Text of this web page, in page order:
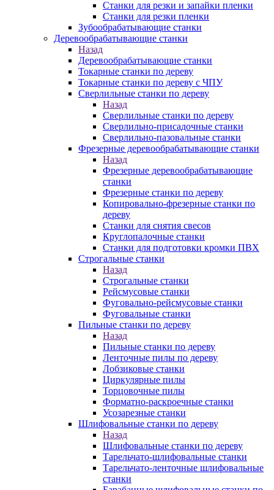
Станки для резки и запайки пленки
Станки для резки пленки
Зубообрабатывающие станки
Деревообрабатывающие станки
Назад
Деревообрабатывающие станки
Токарные станки по дереву
Токарные станки по дереву с ЧПУ
Сверлильные станки по дереву
Назад
Сверлильные станки по дереву
Сверлильно-присадочные станки
Сверлильно-пазовальные станки
Фрезерные деревообрабатывающие станки
Назад
Фрезерные деревообрабатывающие
станки
Фрезерные станки по дереву
Копировально-фрезерные станки по
дереву
Станки для снятия свесов
Круглопалочные станки
Станки для подготовки кромки ПВХ
Строгальные станки
Назад
Строгальные станки
Рейсмусовые станки
Фуговально-рейсмусовые станки
Фуговальные станки
Пильные станки по дереву
Назад
Пильные станки по дереву
Ленточные пилы по дереву
Лобзиковые станки
Циркулярные пилы
Торцовочные пилы
Форматно-раскроечные станки
Усозарезные станки
Шлифовальные станки по дереву
Назад
Шлифовальные станки по дереву
Тарельчато-шлифовальные станки
Тарельчато-ленточные шлифовальные
станки